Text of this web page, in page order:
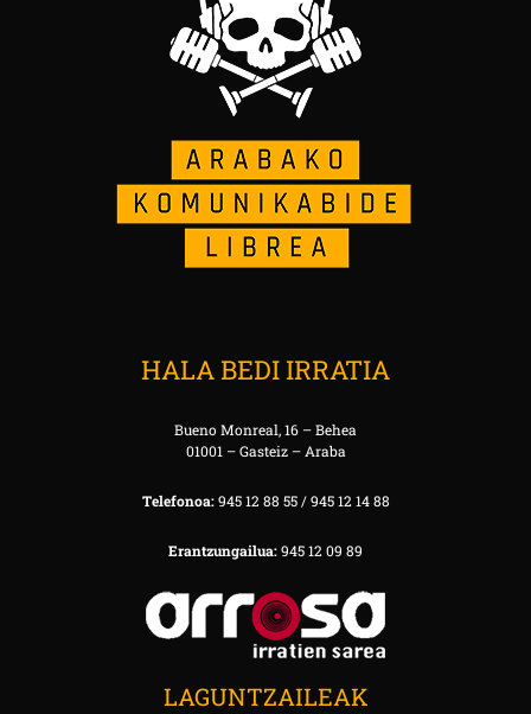
HALA BEDI IRRATIA
Bueno Monreal, 16 – Behea
01001 – Gasteiz – Araba
Telefonoa:945 12 88 55 / 945 12 14 88
Erantzungailua:945 12 09 89
LAGUNTZAILEAK